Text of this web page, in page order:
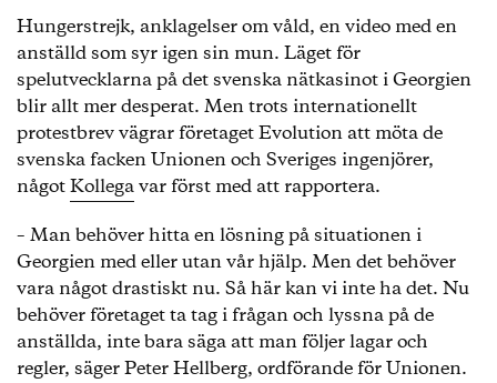
Hungerstrejk, anklagelser om våld, en video med en
anställd som syr igen sin mun. Läget för
spelutvecklarna på det svenska nätkasinot i Georgien
blir allt mer desperat. Men trots internationellt
protestbrev vägrar företaget Evolution att möta de
svenska facken Unionen och Sveriges ingenjörer,
någotKollegavar först med att rapportera.
– Man behöver hitta en lösning på situationen i
Georgien med eller utan vår hjälp. Men det behöver
vara något drastiskt nu. Så här kan vi inte ha det. Nu
behöver företaget ta tag i frågan och lyssna på de
anställda, inte bara säga att man följer lagar och
regler, säger Peter Hellberg, ordförande för Unionen.